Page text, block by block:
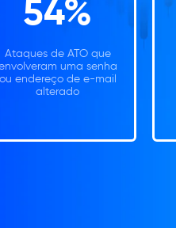
54%
Ataques de ATO que
uma senha
ou endereço de e-mail
alterado